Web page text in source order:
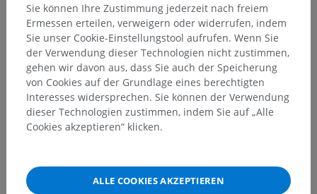
Sie können Ihre Zustimmung jederzeit nach freiem
Ermessen erteilen, verweigern oder widerrufen, indem
Sie unser Cookie-Einstellungstool aufrufen. Wenn Sie
der Verwendung dieser Technologien nicht zustimmen,
gehen wir davon aus, dass Sie auch der Speicherung
von Cookies auf der Grundlage eines berechtigten
Interesses widersprechen. Sie können der Verwendung
dieser Technologien zustimmen, indem Sie auf „Alle
Cookies akzeptieren“ klicken.
ALLE COOKIES AKZEPTIEREN